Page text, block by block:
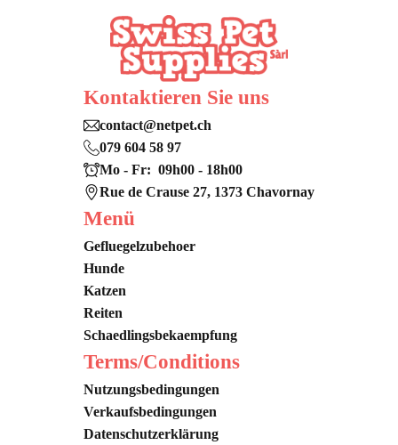
Kontaktieren Sie uns
contact@netpet.ch
079 604 58 97
Mo - Fr: 09h00 - 18h00
Rue de Crause 27, 1373 Chavornay
Menü
Gefluegelzubehoer
Hunde
Katzen
Reiten
Schaedlingsbekaempfung
Terms/Conditions
Nutzungsbedingungen
Verkaufsbedingungen
Datenschutzerklärung